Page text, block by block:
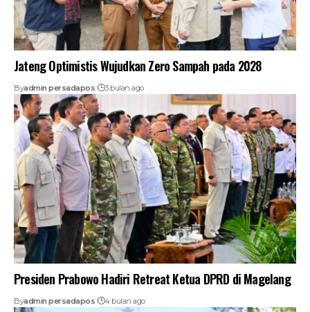
Jateng Optimistis Wujudkan Zero Sampah pada 2028
Byadmin persadapos 3 bulan ago
Presiden Prabowo Hadiri Retreat Ketua DPRD di Magelang
Byadmin persadapos 4 bulan ago